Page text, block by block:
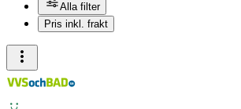
Alla filter
Pris inkl. frakt